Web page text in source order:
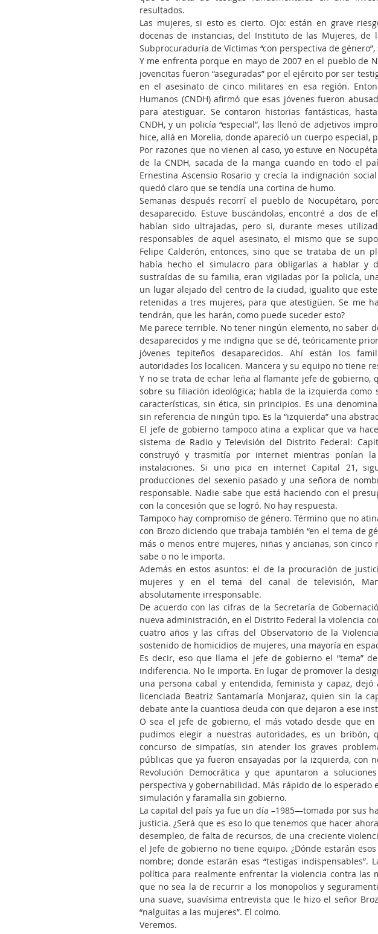
resultados.
Las mujeres, si esto es cierto. Ojo: están en grave
docenas de instancias, del Instituto de las Mujeres, de
Subprocuraduría de Víctimas “con perspectiva de
Y me enfrenta porque en mayo de 2007 en el pueblo de
jovencitas fueron “aseguradas” por el ejército por ser
en el asesinato de cinco militares en esa región.
Humanos (CNDH) afirmó que esas jóvenes fueron
para atestiguar. Se contaron historias fantásticas,
CNDH, y un policía “especial”, las llenó de adjetivos
hice, allá en Morelia, donde apareció un cuerpo especial,
Por razones que no vienen al caso, yo estuve en
de la CNDH, sacada de la manga cuando en todo el
Ernestina Ascensio Rosario y crecía la indignación
quedó claro que se tendía una cortina de humo.
Semanas después recorrí el pueblo de Nocupétaro,
desaparecido. Estuve buscándolas, encontré a dos de
habían sido ultrajadas, pero si, durante meses
responsables de aquel asesinato, el mismo que se
Felipe Calderón, entonces, sino que se trataba de un
había hecho el simulacro para obligarlas a hablar y
sustraídas de su familia, eran vigiladas por la policía,
un lugar alejado del centro de la ciudad, igualito que
retenidas a tres mujeres, para que atestigüen. Se me
tendrán, que les harán, como puede suceder esto?
Me parece terrible. No tener ningún elemento, no saber
desaparecidos y me indigna que se dé, teóricamente
jóvenes tepiteños desaparecidos. Ahí están los
autoridades los localicen. Mancera y su equipo no tiene
Y no se trata de echar leña al flamante jefe de gobierno,
sobre su filiación ideológica; habla de la izquierda
características, sin ética, sin principios. Es una
sin referencia de ningún tipo. Es la “izquierda” una
El jefe de gobierno tampoco atina a explicar que va
sistema de Radio y Televisión del Distrito Federal:
construyó y trasmitía por internet mientras ponían
instalaciones. Si uno pica en internet Capital 21,
producciones del sexenio pasado y una señora de
responsable. Nadie sabe que está haciendo con el
con la concesión que se logró. No hay respuesta.
Tampoco hay compromiso de género. Término que no
con Brozo diciendo que trabaja también “en el tema de
más o menos entre mujeres, niñas y ancianas, son
sabe o no le importa.
Además en estos asuntos: el de la procuración de
mujeres y en el tema del canal de televisión,
absolutamente irresponsable.
De acuerdo con las cifras de la Secretaría de
nueva administración, en el Distrito Federal la violencia
cuatro años y las cifras del Observatorio de la
sostenido de homicidios de mujeres, una mayoría en
Es decir, eso que llama el jefe de gobierno el “tema”
indiferencia. No le importa. En lugar de promover la
una persona cabal y entendida, feminista y capaz,
licenciada Beatriz Santamaría Monjaraz, quien sin la
debate ante la cuantiosa deuda con que dejaron a ese
O sea el jefe de gobierno, el más votado desde que
pudimos elegir a nuestras autoridades, es un
concurso de simpatías, sin atender los graves
públicas que ya fueron ensayadas por la izquierda, con
Revolución Democrática y que apuntaron a
perspectiva y gobernabilidad. Más rápido de lo esperado
simulación y faramalla sin gobierno.
La capital del país ya fue un día –1985—tomada por sus
justicia. ¿Será que es eso lo que tenemos que hacer
desempleo, de falta de recursos, de una creciente
el Jefe de gobierno no tiene equipo. ¿Dónde estarán
nombre; donde estarán esas “testigas
política para realmente enfrentar la violencia contra las
que no sea la de recurrir a los monopolios y
una suave, suavísima entrevista que le hizo el señor
“nalguitas a las mujeres”. El colmo.
Veremos.